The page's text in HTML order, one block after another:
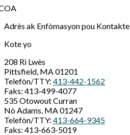
Adrès ak Enfòmasyon pou Kontakte
Kote yo
208 Ri Lwès
Pittsfield, MA 01201
Telefòn/TTY: 413-442-1562
Faks: 413-499-4077
535 Otowout Curran
Nò Adams, MA 01247
Telefòn/TTY: 413-664-9345
Faks: 413-663-5019